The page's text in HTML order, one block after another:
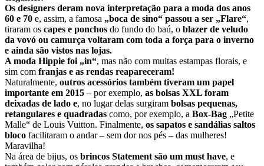
Os designers deram nova interpretação para a moda dos anos
60 e 70 e, assim, a famosa „boca de sino“ passou a ser „Flare“,
tiraram os capes e ponchos do fundo do baú, o blazer de veludo
da vovó ou camurça voltaram com toda a força para o inverno
e ainda são vistos nas lojas.
A moda Hippie foi „in“, mas não com muitas estampas florais, e
sim com franjas e as rendas reapareceram!
Naturalmente, outros acessórios também tiveram um papel
importante em 2015 – por exemplo, as bolsas XXL foram
deixadas de lado e, no lugar delas surgiram bolsas pequenas,
retangulares e quadradas como, por exemplo, a Box-Bag „Petite
Malle“ de Louis Vuitton. Finalmente, os sapatos e sandálias saltos
bloco facilitaram o andar – sem dor nos pés – das mulheres!
Maravilha!
Na área de bijus, os brincos Statement são um must have, e